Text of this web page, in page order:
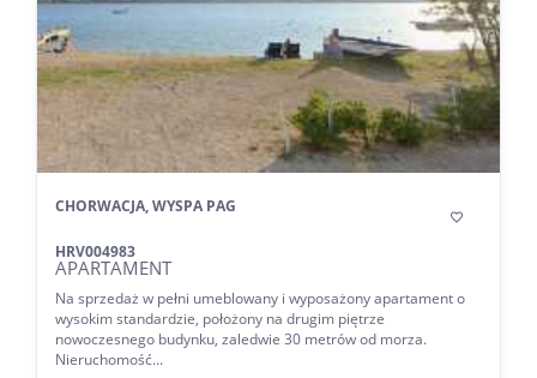
CHORWACJA, WYSPA PAG
HRV004983
APARTAMENT

Na sprzedaż w pełni umeblowany i wyposażony apartament o
wysokim standardzie, położony na drugim piętrze
nowoczesnego budynku, zaledwie 30 metrów od morza.
Nieruchomość...